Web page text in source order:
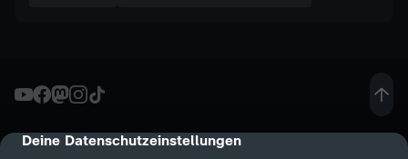
cmp-dialog-description
Deine Datenschutzeinstellungen
c
h